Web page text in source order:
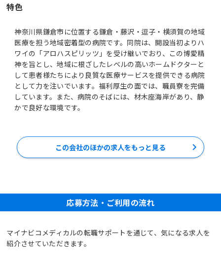
特色
神奈川県鎌倉市に位置する鎌倉・藤沢・逗子・横須賀の地域
医療を担う地域密着型の病院です。同院は、開設当初よりハ
ワイの「アロハスピリッツ」を受け継いでおり、この博愛精
神を旨とし、地域に根ざしたレベルの高いホームドクターと
して患者様たちにより良質な医療サービスを提供できる病院
として力を注いでいます。福利厚生の面では、職員寮を完備
しています。また、病院のそばには、材木座海岸があり、静
かで良好な環境です。
この会社のほかの求人をもっと見る
応募方法・ご利用の流れ
マイナビコメディカルの転職サポートを通じて、気になる求人を
紹介させていただきます。